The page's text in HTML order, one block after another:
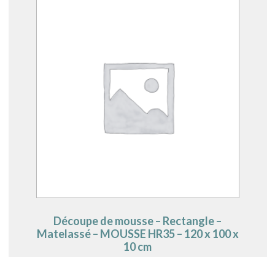
Découpe de mousse – Rectangle –
Matelassé – MOUSSE HR35 – 120 x 100 x
10 cm